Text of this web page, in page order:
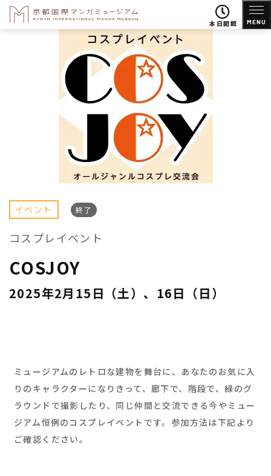
本日開館 MENU
イベント 終了
コスプレイベント
COSJOY
2025年2月15日（土）、16日（日）
ミュージアムのレトロな建物を舞台に、あなたのお気に入
りのキャラクターになりきって、廊下で、階段で、緑のグ
ラウンドで撮影したり、同じ仲間と交流できる今やミュー
ジアム恒例のコスプレイベントです。参加方法は下記より
ご確認ください。